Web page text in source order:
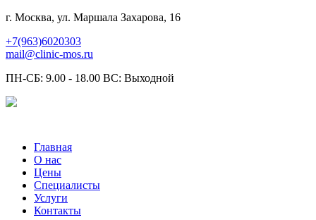
г. Москва, ул. Маршала Захарова, 16
+7(963)6020303
mail@clinic-mos.ru
ПН-СБ: 9.00 - 18.00 ВС: Выходной
Главная
О нас
Цены
Специалисты
Услуги
Контакты